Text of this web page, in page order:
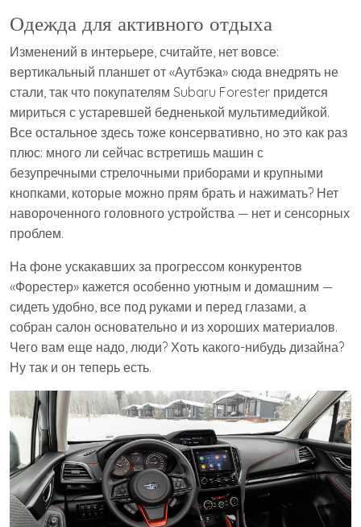
Одежда для активного отдыха
Изменений в интерьере, считайте, нет вовсе:
вертикальный планшет от «Аутбэка» сюда внедрять не
стали, так что покупателям Subaru Forester придется
мириться с устаревшей бедненькой мультимедийкой.
Все остальное здесь тоже консервативно, но это как раз
плюс: много ли сейчас встретишь машин с
безупречными стрелочными приборами и крупными
кнопками, которые можно прям брать и нажимать? Нет
навороченного головного устройства — нет и сенсорных
проблем.
На фоне ускакавших за прогрессом конкурентов
«Форестер» кажется особенно уютным и домашним —
сидеть удобно, все под руками и перед глазами, а
собран салон основательно и из хороших материалов.
Чего вам еще надо, люди? Хоть какого-нибудь дизайна?
Ну так и он теперь есть.